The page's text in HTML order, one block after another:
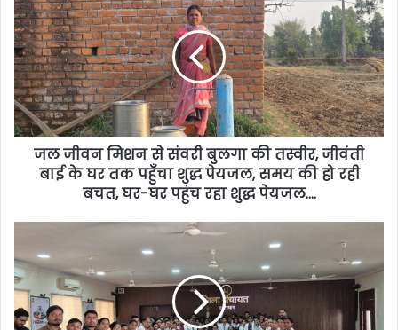
जल जीवन मिशन से संवरी बुलगा की तस्वीर, जीवंती
बाई के घर तक पहुँचा शुद्ध पेयजल, समय की हो रही
बचत, घर-घर पहुंच रहा शुद्ध पेयजल….